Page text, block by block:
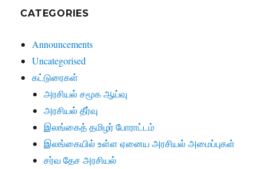
CATEGORIES
Announcements
Uncategorised
கட்டுரைகள்
அரசியல் சமூக ஆய்வு
அரசியல் தீர்வு
இலங்கைத் தமிழர் போராட்டம்
இலங்கையில் உள்ள ஏனைய அரசியல் அமைப்புகள்
சர்வ தேச அரசியல்